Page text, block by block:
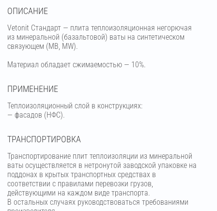
OПИСАНИЕ
Vetonit Стандарт — плита теплоизоляционная негорючая
из минеральной (базальтовой) ваты на синтетическом
связующем (МВ, MW).
Материал обладает сжимаемостью — 10%.
ПРИМЕНЕНИЕ
Теплоизоляционный слой в конструкциях:
— фасадов (НФС).
ТРАНСПОРТИРОВКА
Транспортирование плит теплоизоляции из минеральной
ваты осуществляется в нетронутой заводской упаковке на
поддонах в крытых транспортных средствах в
соответствии с правилами перевозки грузов,
действующими на каждом виде транспорта.
В остальных случаях руководствоваться требованиями